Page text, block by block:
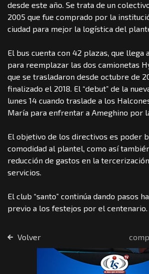
desde este año. Se trata de un
2005 que fue comprado por la
ciudad para mejor la logística del
El bus cuenta con 42 plazas, que llega
para reemplazar las dos camionetas
que se trasladaron desde octubre de
finalizado el 2018. El “debut” de la
lunes 14 cuando traslade a los
María para enfrentar a Ameghino por
El objetivo de los directivos es poder
comodidad al plantel, como así
reducción de gastos en la
servicios.
El club “santo” continúa dando pasos
previo a los festejos por el centenario.
Volver